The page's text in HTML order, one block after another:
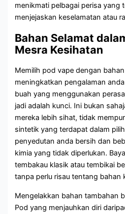
menikmati pelbagai perisa yang
menjejaskan keselamatan atau
Bahan Selamat
Mesra Kesihatan
Memilih pod vape dengan
meningkatkan pengalaman
buah yang menggunakan
jadi adalah kunci. Ini bukan
mereka lebih sihat, tidak
sintetik yang terdapat dalam
penyedutan anda bersih dan
kimia yang tidak diperlukan.
tembakau klasik atau tembikai
tanpa perlu risau tentang bahan
Mengelakkan bahan tambahan
Pod yang menjauhkan diri